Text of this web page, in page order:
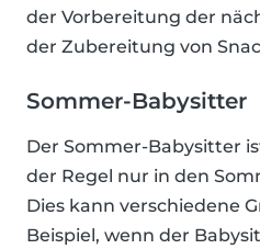
der Vorbereitung der
der Zubereitung von
Sommer-Babysitter
Der Sommer-Babysitter
der Regel nur in den
Dies kann verschiedene
Beispiel, wenn der